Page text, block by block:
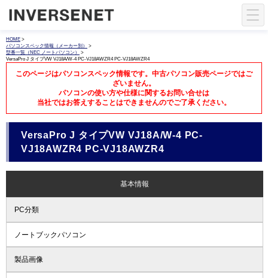
HOME >
パソコンスペック情報（メーカー別）
>
型番一覧（NEC ノートパソコン）
>
VersaPro J タイプVW VJ18A/W-4 PC-VJ18AWZR4 PC-VJ18AWZR4
このページはパソコンスペック情報です。中古パソコン販売ページではご
ざいません。
パソコンの使い方や仕様に関するお問い合せは
当社ではお答えすることはできませんのでご了承ください。
VersaPro J タイプVW VJ18A/W-4 PC-
VJ18AWZR4 PC-VJ18AWZR4
基本情報
PC分類
ノートブックパソコン
製品画像